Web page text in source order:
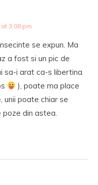
at 3:08 pm
se expun. Ma
a fost si un pic de
sa-i arat ca-s libertina
), poate ma place
unii poate chiar se
din astea.